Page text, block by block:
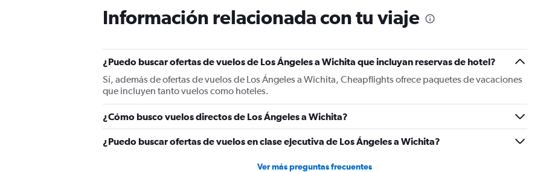
chart
has
Y
axis
displaying
values.
0
to
750.
Información relacionada con tu viaje
¿Puedo buscar ofertas de vuelos de Los Ángeles a Wichita que incluyan reservas de hotel?
Sí, además de ofertas de vuelos de Los Ángeles a Wichita, Cheapflights ofrece paquetes de vacaciones
que incluyen tanto vuelos como hoteles.
¿Cómo busco vuelos directos de Los Ángeles a Wichita?
¿Puedo buscar ofertas de vuelos en clase ejecutiva de Los Ángeles a Wichita?
Ver más preguntas frecuentes